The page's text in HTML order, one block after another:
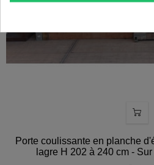
Porte coulissante en planche
lagre H 202 à 240 cm -